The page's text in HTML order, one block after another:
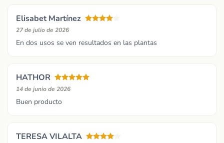
Elisabet Martínez
27 de julio de 2026
En dos usos se ven resultados en las plantas
HATHOR
14 de junio de 2026
Buen producto
TERESA VILALTA